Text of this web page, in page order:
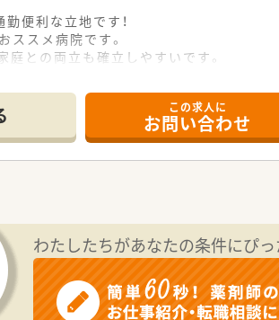
便利な立地です！
スメ病院です。
との両立も確立しやすいです。
この求人に
お問い合わせ
わたしたちがあなたの条件にぴ